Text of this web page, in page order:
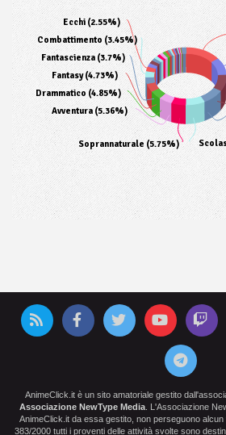
Soprannaturale (5.75%)
Avventura (5.36%)
Drammatico (4.85%)
Fantasy (4.73%)
Fantascienza (3.7%)
Combattimento (3.45%)
Ecchi (2.55%)
AnimeClick.it è un sito amatoriale gestito
Associazione NewType Media . L'Associazione
AnimeClick.it da essa gestito, non perseguono alcun
383/2000 tutti i proventi delle attività svolte sono